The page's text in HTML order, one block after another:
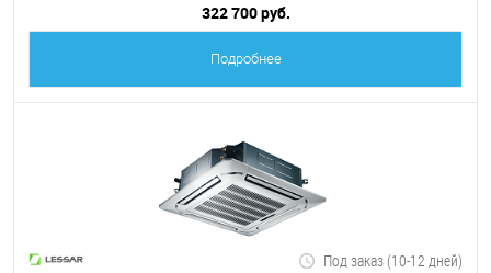
322 700 руб.
Подробнее
Под заказ (10-12 дней)